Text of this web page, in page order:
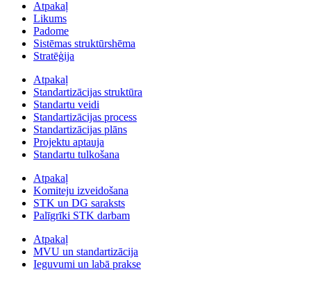
Atpakaļ
Likums
Padome
Sistēmas struktūrshēma
Stratēģija
Atpakaļ
Standartizācijas struktūra
Standartu veidi
Standartizācijas process
Standartizācijas plāns
Projektu aptauja
Standartu tulkošana
Atpakaļ
Komiteju izveidošana
STK un DG saraksts
Palīgrīki STK darbam
Atpakaļ
MVU un standartizācija
Ieguvumi un labā prakse